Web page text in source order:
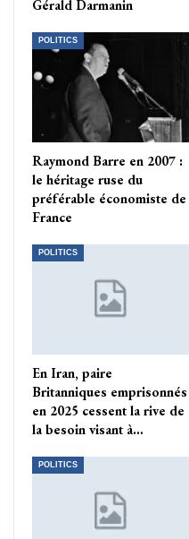
Gérald Darmanin
POLITICS
Raymond Barre en 2007 :
le héritage ruse du
préférable économiste de
France
POLITICS
En Iran, paire
Britanniques emprisonnés
en 2025 cessent la rive de
la besoin visant à…
POLITICS